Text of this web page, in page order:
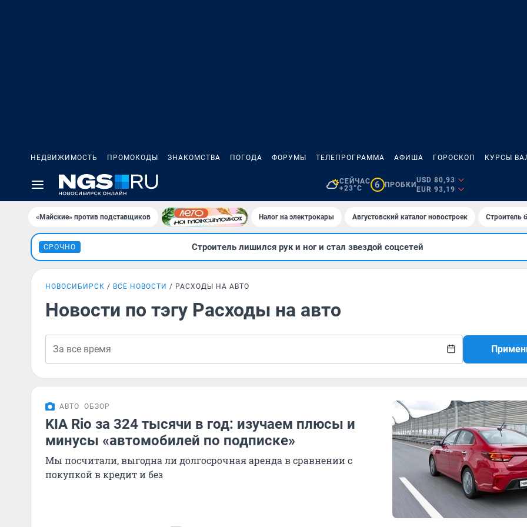
НЕДВИЖИМОСТЬ ПРОМОКОДЫ ЗНАКОМСТВА ПОГОДА ФОРУМЫ ТЕЛЕПРОГРАММА АФИША ГОРОСКОП КУРСЫ
СЕЙЧАС
+23°C
6 ПРОБКИ
USD 80,93
EUR 93,19
«Майские» против подставщиков Налог на электрокары Августовский каталог новостроек Строитель
СРОЧНО Строитель лишился рук и ног и стал звездой соцсетей
НОВОСИБИРСК ВСЕ НОВОСТИ РАСХОДЫ НА АВТО
Новости по тэгу Расходы на авто
АВТО ОБЗОР
KIA Rio за 324 тысячи в год: изучаем плюсы и
минусы «автомобилей по подписке»
Мы посчитали, выгодна ли долгосрочная аренда в сравнении с
покупкой в кредит и без